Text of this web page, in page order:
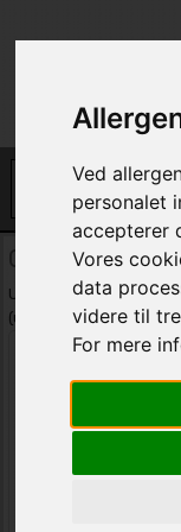
Ved
personalet
accepterer
Vores
data
videre til
For mere
Gensend
Udfyld mail adressen
(uønket mails).